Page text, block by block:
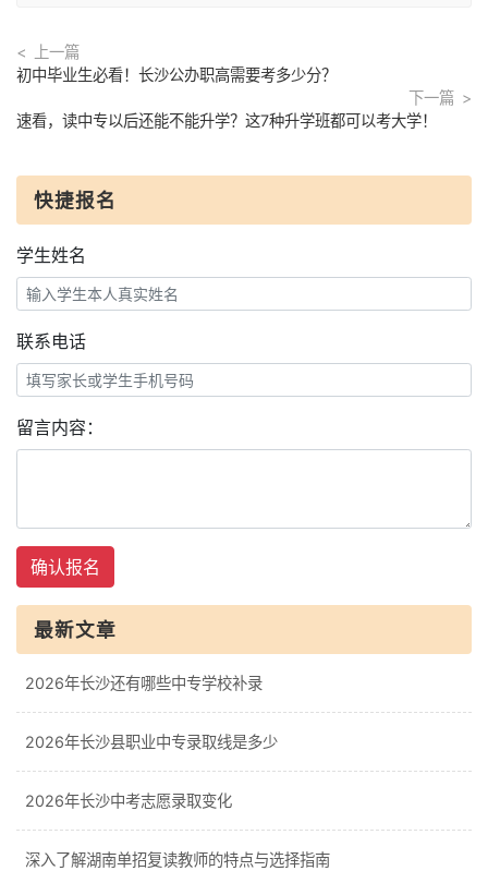
上一篇
初中毕业生必看！长沙公办职高需要考多少分？
下一篇
速看，读中专以后还能不能升学？这7种升学班都可以考大学！
快捷报名
学生姓名
联系电话
留言内容：
确认报名
最新文章
2026年长沙还有哪些中专学校补录
2026年长沙县职业中专录取线是多少
2026年长沙中考志愿录取变化
深入了解湖南单招复读教师的特点与选择指南